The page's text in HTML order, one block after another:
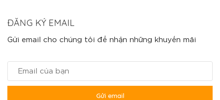
ĐĂNG KÝ EMAIL
Gửi email cho chúng tôi để nhận những khuyến mãi
Gửi email